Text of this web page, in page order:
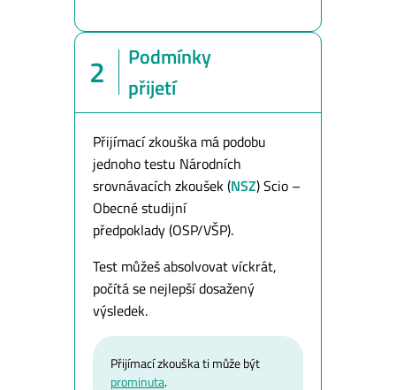
2
Podmínky
přijetí
Přijímací zkouška má podobu
jednoho testu Národních
srovnávacích zkoušek (NSZ) Scio –
Obecné studijní
předpoklady (OSP/VŠP).
Test můžeš absolvovat víckrát,
počítá se nejlepší dosažený
výsledek.
Přijímací zkouška ti může být
prominuta.